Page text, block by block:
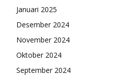
Januari 2025
Desember 2024
November 2024
Oktober 2024
September 2024